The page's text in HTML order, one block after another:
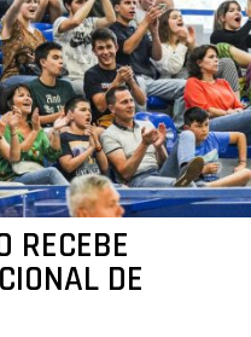
RECEBE
DE